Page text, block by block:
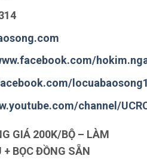
channel/
GIÁ 200K/BỘ – LÀM
+ BỌC ĐỒNG SẴN